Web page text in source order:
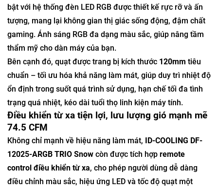
bật với hệ thống đèn LED RGB được thiết kế rực rỡ và ấn
tượng, mang lại không gian thị giác sống động, đậm chất
gaming. Ánh sáng RGB đa dạng màu sắc, giúp nâng tầm
thẩm mỹ cho dàn máy của bạn.
Bên cạnh đó, quạt được trang bị kích thước 120mm tiêu
chuẩn – tối ưu hóa khả năng làm mát, giúp duy trì nhiệt độ
ổn định trong suốt quá trình sử dụng, hạn chế tối đa tình
trạng quá nhiệt, kéo dài tuổi thọ linh kiện máy tính.
Điều khiển từ xa tiện lợi, lưu lượng gió mạnh mẽ
74.5 CFM
Không chỉ mạnh về hiệu năng làm mát, ID-COOLING DF-
12025-ARGB TRIO Snow còn được tích hợp remote
control điều khiển từ xa, cho phép người dùng dễ dàng
điều chỉnh màu sắc, hiệu ứng LED và tốc độ quạt một